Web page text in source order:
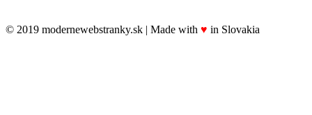
© 2019 modernewebstranky.sk | Made with ♥ in Slovakia